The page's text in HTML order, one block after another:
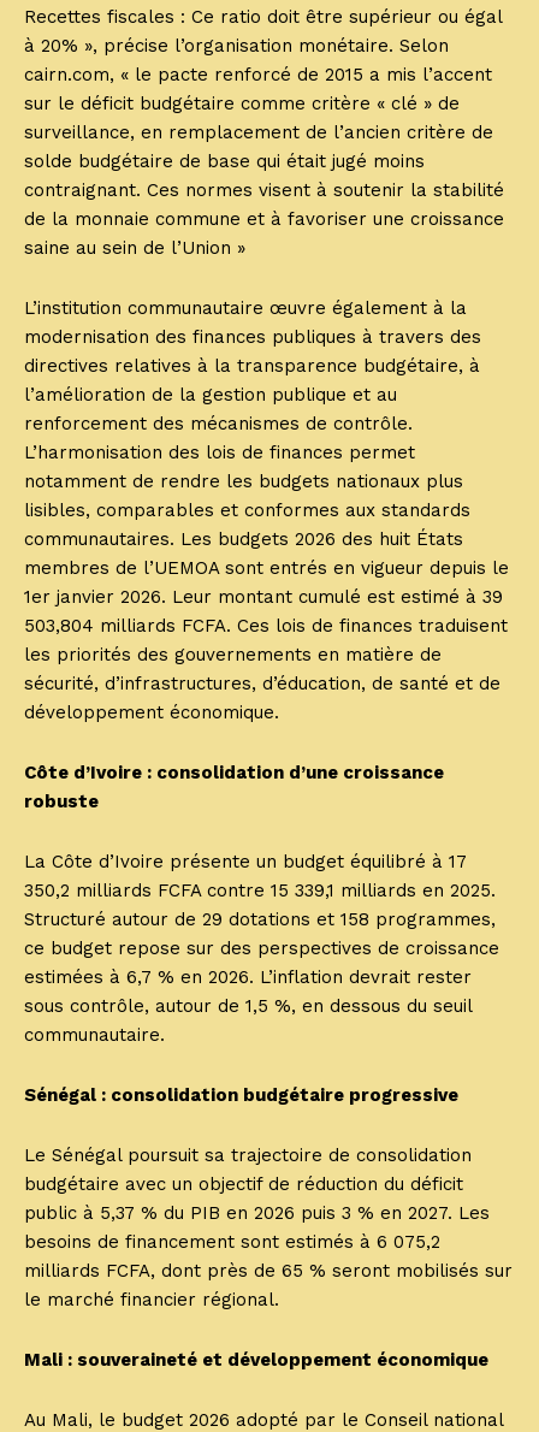
Recettes fiscales : Ce ratio doit être supérieur ou égal
à 20% », précise l’organisation monétaire. Selon
cairn.com, « le pacte renforcé de 2015 a mis l’accent
sur le déficit budgétaire comme critère « clé » de
surveillance, en remplacement de l’ancien critère de
solde budgétaire de base qui était jugé moins
contraignant. Ces normes visent à soutenir la stabilité
de la monnaie commune et à favoriser une croissance
saine au sein de l’Union »
L’institution communautaire œuvre également à la
modernisation des finances publiques à travers des
directives relatives à la transparence budgétaire, à
l’amélioration de la gestion publique et au
renforcement des mécanismes de contrôle.
L’harmonisation des lois de finances permet
notamment de rendre les budgets nationaux plus
lisibles, comparables et conformes aux standards
communautaires. Les budgets 2026 des huit États
membres de l’UEMOA sont entrés en vigueur depuis le
1er janvier 2026. Leur montant cumulé est estimé à 39
503,804 milliards FCFA. Ces lois de finances traduisent
les priorités des gouvernements en matière de
sécurité, d’infrastructures, d’éducation, de santé et de
développement économique.
Côte d’Ivoire : consolidation d’une croissance
robuste
La Côte d’Ivoire présente un budget équilibré à 17
350,2 milliards FCFA contre 15 339,1 milliards en 2025.
Structuré autour de 29 dotations et 158 programmes,
ce budget repose sur des perspectives de croissance
estimées à 6,7 % en 2026. L’inflation devrait rester
sous contrôle, autour de 1,5 %, en dessous du seuil
communautaire.
Sénégal : consolidation budgétaire progressive
Le Sénégal poursuit sa trajectoire de consolidation
budgétaire avec un objectif de réduction du déficit
public à 5,37 % du PIB en 2026 puis 3 % en 2027. Les
besoins de financement sont estimés à 6 075,2
milliards FCFA, dont près de 65 % seront mobilisés sur
le marché financier régional.
Mali : souveraineté et développement économique
Au Mali, le budget 2026 adopté par le Conseil national